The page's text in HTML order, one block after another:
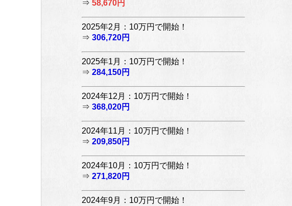
⇒ 58,670円
2025年2月：10万円で開始！
⇒ 306,720円
2025年1月：10万円で開始！
⇒ 284,150円
2024年12月：10万円で開始！
⇒ 368,020円
2024年11月：10万円で開始！
⇒ 209,850円
2024年10月：10万円で開始！
⇒ 271,820円
2024年9月：10万円で開始！